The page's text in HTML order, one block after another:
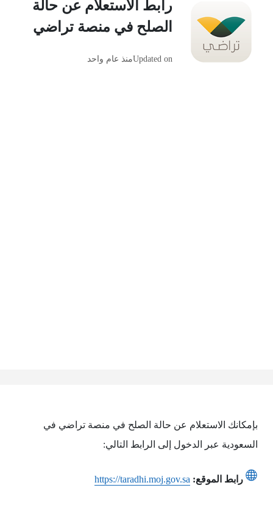
رابط الاستعلام عن حالة
الصلح في منصة تراضي
Updated onمنذ عام واحد
بإمكانك الاستعلام عن حالة الصلح في منصة تراضي في
السعودية عبر الدخول إلى الرابط التالي:
رابط الموقع: https://taradhi.moj.gov.sa